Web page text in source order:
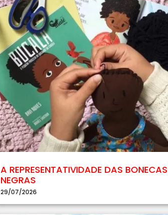
A REPRESENTATIVIDADE DAS BONECAS
NEGRAS
29/07/2026